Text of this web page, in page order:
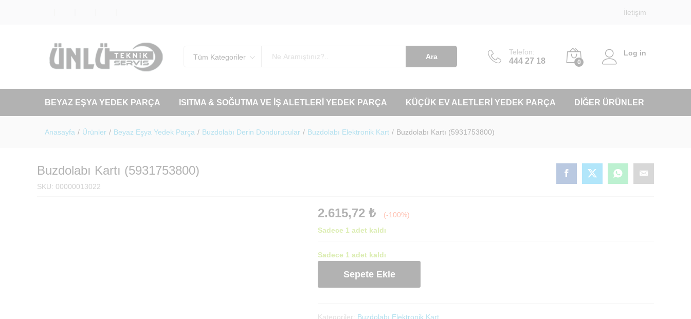
İletişim
Tüm Kategoriler Ara
Telefon:
444 27 18 0
Log in
BEYAZ EŞYA YEDEK PARÇA ISITMA & SOĞUTMA VE İŞ ALETLERI YEDEK PARÇA KÜÇÜK EV ALETLERI YEDEK PARÇA DIĞER ÜRÜNLER
Anasayfa / Ürünler / Beyaz Eşya Yedek Parça / Buzdolabı Derin Dondurucular / Buzdolabı Elektronik Kart / Buzdolabı Kartı (5931753800)
Buzdolabı Kartı (5931753800)
SKU: 00000013022
2.615,72 ₺
(-100%)
Sadece 1 adet kaldı
Sadece 1 adet kaldı
(5931753800)
Sepete Ekle
Kategoriler: Buzdolabı Elektronik Kart